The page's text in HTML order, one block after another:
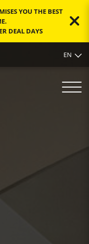
YOU THE BEST
DEAL DAYS
EN